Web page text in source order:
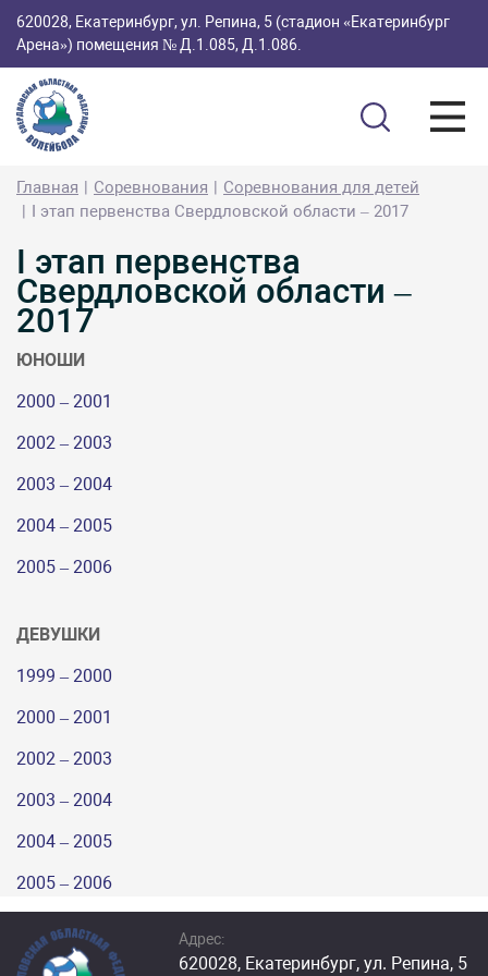
620028, Екатеринбург, ул. Репина, 5 (стадион «Екатеринбург
Арена») помещения № Д.1.085, Д.1.086.
Главная Соревнования
Соревнования для детей
I этап первенства Свердловской области – 2017
I этап первенства
Свердловской области –
2017
ЮНОШИ
2000 – 2001
2002 – 2003
2003 – 2004
2004 – 2005
2005 – 2006
ДЕВУШКИ
1999 – 2000
2000 – 2001
2002 – 2003
2003 – 2004
2004 – 2005
2005 – 2006
Адрес:
620028, Екатеринбург, ул. Репина, 5